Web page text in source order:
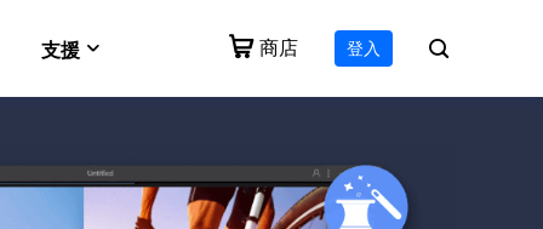
一體化影片工具包
免費線上刪除人聲
支援 商店 登入